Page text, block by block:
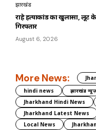
झारखंड
राहे हत्याकांड का खुलासा, लूट
गिरफ्तार
August 6, 2026
More News:
hindi news
झारखंड
Jharkhand Hindi News
Jharkhand Latest News
Local News